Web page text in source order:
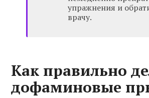
упражнения и
врачу.
Как правильно
дофаминовые